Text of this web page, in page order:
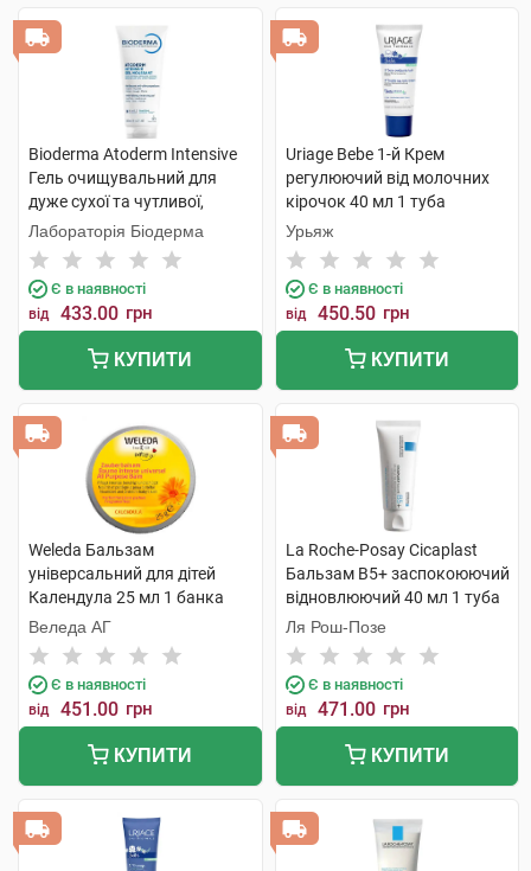
Bioderma Atoderm Intensive
Гель очищувальний для
дуже сухої та чутливої,
атопічної шкіри 200 мл 1
туба
Лабораторія Біодерма
Є в наявності
від 433.00 грн
КУПИТИ
Uriage Bebe 1-й Крем
регулюючий від молочних
кірочок 40 мл 1 туба
Урьяж
Є в наявності
від 450.50 грн
КУПИТИ
Weleda Бальзам
універсальний для дітей
Календула 25 мл 1 банка
Веледа АГ
Є в наявності
від 451.00 грн
КУПИТИ
La Roche-Posay Cicaplast
Бальзам B5+ заспокоюючий
відновлюючий 40 мл 1 туба
Ля Рош-Позе
Є в наявності
від 471.00 грн
КУПИТИ